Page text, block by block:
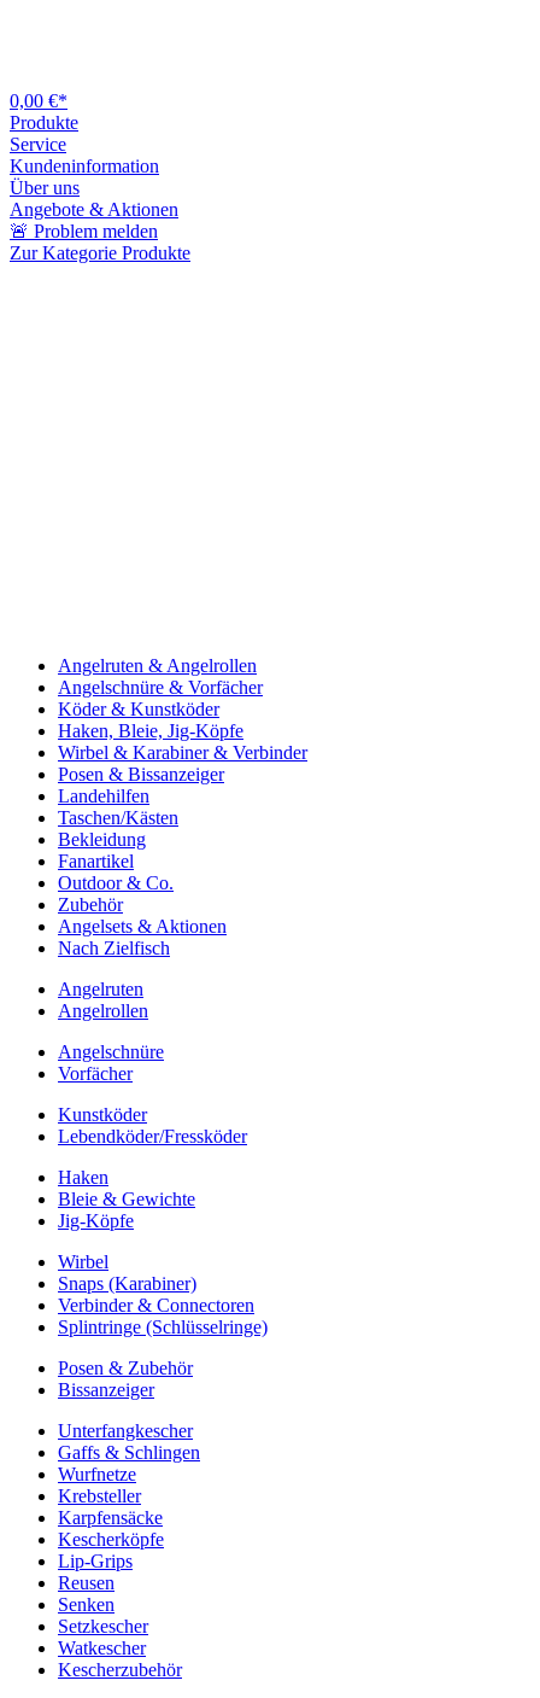
0,00 €*
Produkte
Service
Kundeninformation
Über uns
Angebote & Aktionen
🚨 Problem melden
Zur Kategorie Produkte
Angelruten & Angelrollen
Angelschnüre & Vorfächer
Köder & Kunstköder
Haken, Bleie, Jig-Köpfe
Wirbel & Karabiner & Verbinder
Posen & Bissanzeiger
Landehilfen
Taschen/Kästen
Bekleidung
Fanartikel
Outdoor & Co.
Zubehör
Angelsets & Aktionen
Nach Zielfisch
Angelruten
Angelrollen
Angelschnüre
Vorfächer
Kunstköder
Lebendköder/Fressköder
Haken
Bleie & Gewichte
Jig-Köpfe
Wirbel
Snaps (Karabiner)
Verbinder & Connectoren
Splintringe (Schlüsselringe)
Posen & Zubehör
Bissanzeiger
Unterfangkescher
Gaffs & Schlingen
Wurfnetze
Krebsteller
Karpfensäcke
Kescherköpfe
Lip-Grips
Reusen
Senken
Setzkescher
Watkescher
Kescherzubehör